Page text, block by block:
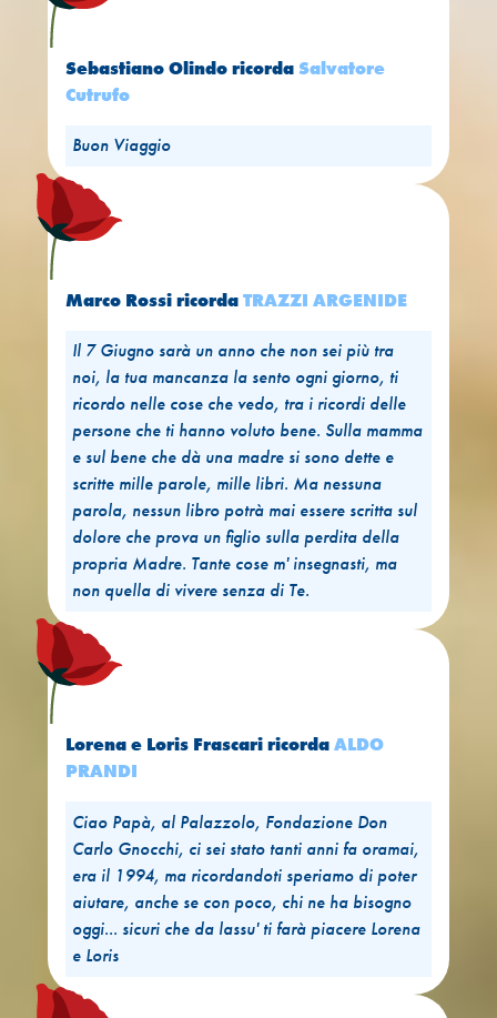
Sebastiano Olindo ricorda Salvatore
Cutrufo
Buon Viaggio
Marco Rossi ricorda TRAZZI ARGENIDE
Il 7 Giugno sarà un anno che non sei più tra
noi, la tua mancanza la sento ogni giorno, ti
ricordo nelle cose che vedo, tra i ricordi delle
persone che ti hanno voluto bene. Sulla mamma
e sul bene che dà una madre si sono dette e
scritte mille parole, mille libri. Ma nessuna
parola, nessun libro potrà mai essere scritta sul
dolore che prova un figlio sulla perdita della
propria Madre. Tante cose m' insegnasti, ma
non quella di vivere senza di Te.
Lorena e Loris Frascari ricorda ALDO
PRANDI
Ciao Papà, al Palazzolo, Fondazione Don
Carlo Gnocchi, ci sei stato tanti anni fa oramai,
era il 1994, ma ricordandoti speriamo di poter
aiutare, anche se con poco, chi ne ha bisogno
oggi... sicuri che da lassu' ti farà piacere Lorena
e Loris